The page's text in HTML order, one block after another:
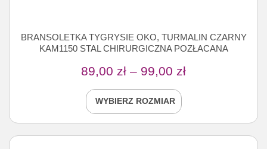
BRANSOLETKA TYGRYSIE OKO, TURMALIN CZARNY
KAM1150 STAL CHIRURGICZNA POZŁACANA
89,00 zł – 99,00 zł
WYBIERZ ROZMIAR